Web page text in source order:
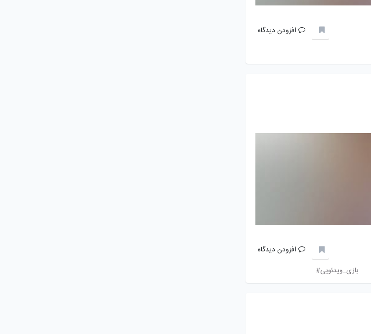
افزودن دیدگاه
افزودن دیدگاه
بازی_ویدئویی#